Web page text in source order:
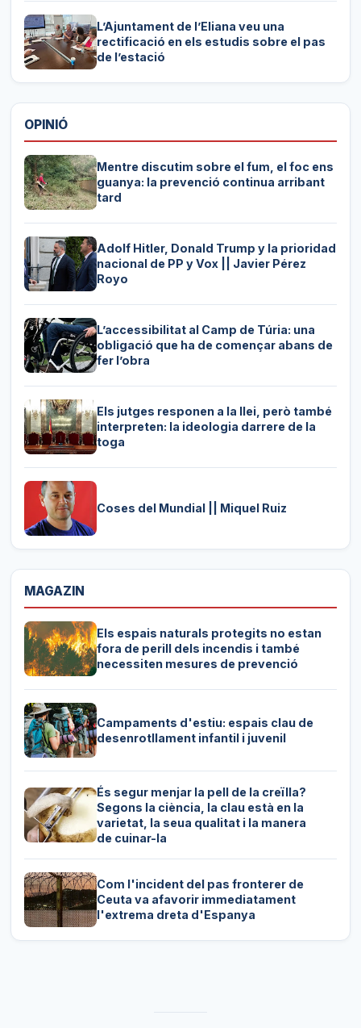
L’Ajuntament de l’Eliana veu una
rectificació en els estudis sobre el pas
de l’estació
OPINIÓ
Mentre discutim sobre el fum, el foc ens
guanya: la prevenció continua arribant
tard
Adolf Hitler, Donald Trump y la prioridad
nacional de PP y Vox || Javier Pérez
Royo
L’accessibilitat al Camp de Túria: una
obligació que ha de començar abans de
fer l’obra
Els jutges responen a la llei, però també
interpreten: la ideologia darrere de la
toga
Coses del Mundial || Miquel Ruiz
MAGAZIN
Els espais naturals protegits no estan
fora de perill dels incendis i també
necessiten mesures de prevenció
Campaments d'estiu: espais clau de
desenrotllament infantil i juvenil
És segur menjar la pell de la creïlla?
Segons la ciència, la clau està en la
varietat, la seua qualitat i la manera
de cuinar-la
Com l'incident del pas fronterer de
Ceuta va afavorir immediatament
l'extrema dreta d'Espanya